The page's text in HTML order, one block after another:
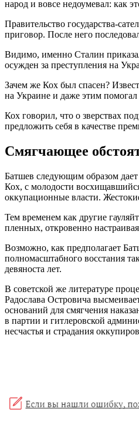
народ и вовсе недоумевал: как
Правительство государства-
приговор. После него
Видимо, именно Сталин
осужден за преступления на
Зачем же Кох был спасен?
на Украине и даже этим
Кох говорил, что о зверствах
предложить себя в качестве
Смягчающее
Батшев следующим образом
Кох, с молодости
оккупационные власти.
Тем временем как другие
пленных, откровенно
Возможно, как предполагает
полномасштабного восстания
девяноста лет.
В советской же литературе
Радослава Островича
оснований для смягчения
в партии и гитлеровской
несчастья и страдания